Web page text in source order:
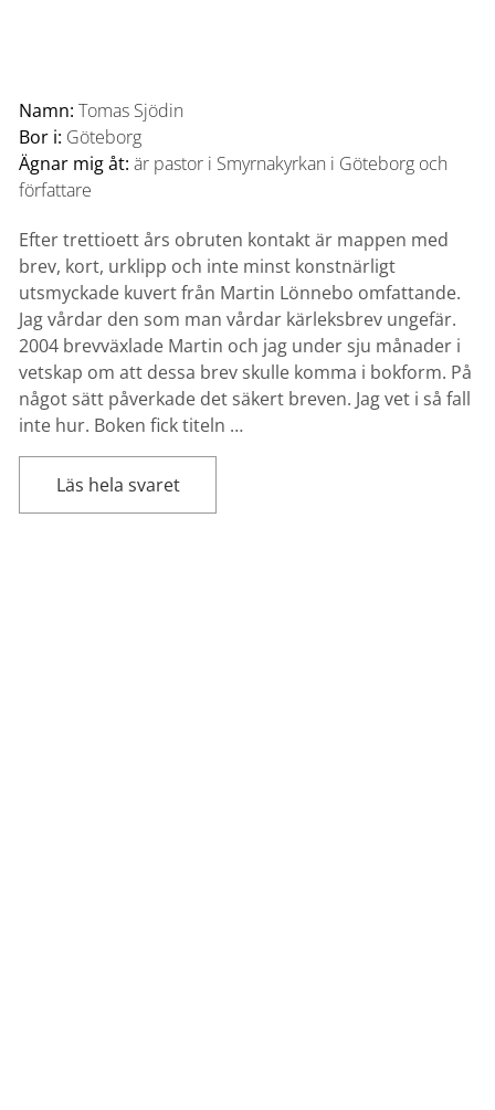
Namn:Tomas Sjödin
Bor i: Göteborg
Ägnar mig åt:är pastor i Smyrnakyrkan i Göteborg och
författare
Efter trettioett års obruten kontakt är mappen med
brev, kort, urklipp och inte minst konstnärligt
utsmyckade kuvert från Martin Lönnebo omfattande.
Jag vårdar den som man vårdar kärleksbrev ungefär.
2004 brevväxlade Martin och jag under sju månader i
vetskap om att dessa brev skulle komma i bokform. På
något sätt påverkade det säkert breven. Jag vet i så fall
inte hur. Boken fick titeln …
Läs hela svaret